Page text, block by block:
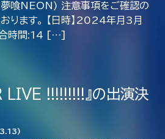
夢喰NEON) 注意事項をご確認の
ります。 【日時】2024年月3月
合時間:14 […]
LIVE !!!!!!!!!』の出演決